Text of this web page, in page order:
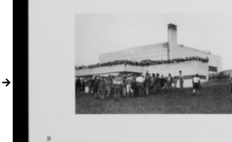
KUNDENKONTO